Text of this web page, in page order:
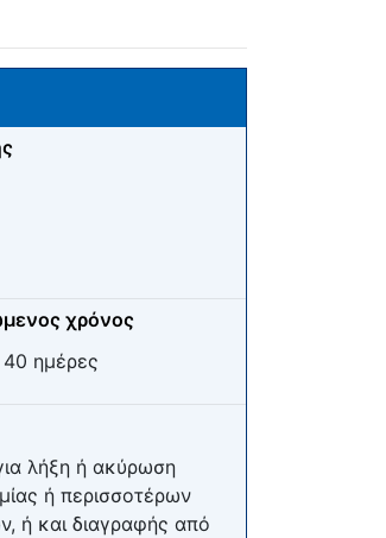
χρόνος
ημέρες
λήξη ή ακύρωση
ή περισσοτέρων
ή και διαγραφής από